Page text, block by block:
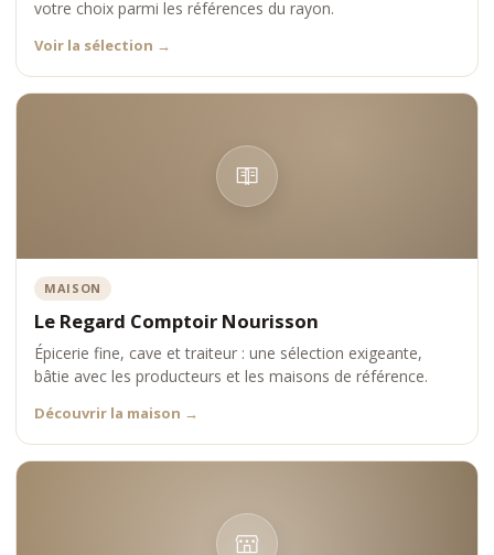
votre choix parmi les références du rayon.
Voir la sélection →
MAISON
Le Regard Comptoir Nourisson
Épicerie fine, cave et traiteur : une sélection exigeante,
bâtie avec les producteurs et les maisons de référence.
Découvrir la maison →